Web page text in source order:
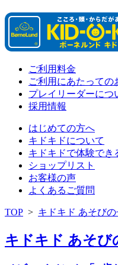
ご利用料金
ご利用にあたっての
プレイリーダーにつ
採用情報
はじめての方へ
キドキドについて
キドキドで体験でき
ショップリスト
お客様の声
よくあるご質問
TOP > キドキド あそび
キドキド あそび